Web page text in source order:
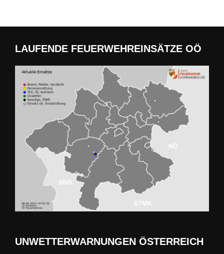
LAUFENDE FEUERWEHREINSÄTZE OÖ
UNWETTERWARNUNGEN ÖSTERREICH